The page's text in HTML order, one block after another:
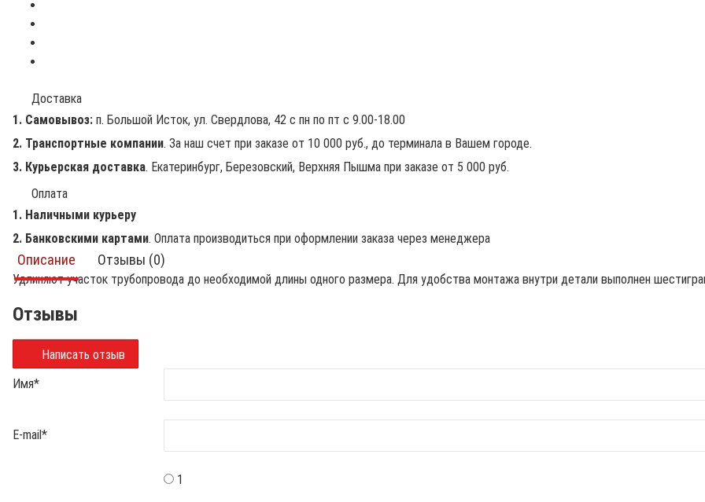
Доставка
1. Самовывоз: п. Большой Исток, ул. Свердлова, 42 с пн по пт с 9.00-18.00
2. Транспортные компании. За наш счет при заказе от 10 000 руб., до терминала в Вашем городе.
3. Курьерская доставка. Екатеринбург, Березовский, Верхняя Пышма при заказе от 5 000 руб.
Оплата
1. Наличными курьеру
2. Банковскими картами. Оплата производиться при оформлении заказа через менеджера
Описание Отзывы (0)
Удлиняют участок трубопровода до необходимой длины одного размера. Для удобства монтажа внутри детали выполнен
Отзывы
Написать отзыв
Имя*
E-mail *
1